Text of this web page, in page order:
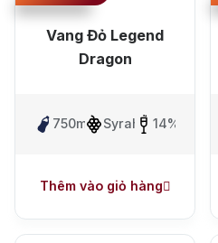
Vang Đỏ Legend
Dragon
750ml Syrah 14%
Thêm vào giỏ hàng